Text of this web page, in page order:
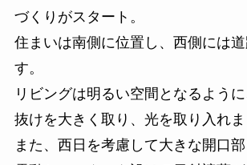
づくりがスタート。
住まいは南側に位置し、西側には
す。
リビングは明るい空間となるよう
抜けを大きく取り、光を取り入れま
また、西日を考慮して大きな開口部